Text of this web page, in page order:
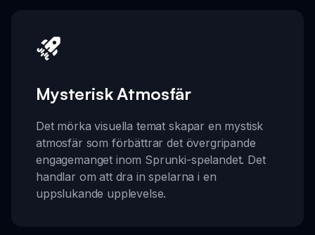
Mysterisk Atmosfär
Det mörka visuella temat skapar en mystisk
atmosfär som förbättrar det övergripande
engagemanget inom Sprunki-spelandet. Det
handlar om att dra in spelarna i en
uppslukande upplevelse.